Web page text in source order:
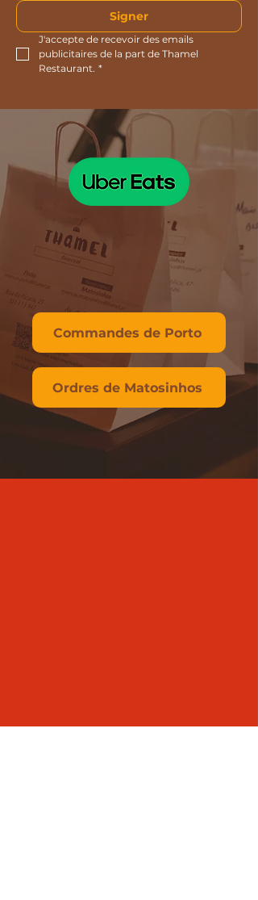
Signer
J'accepte de recevoir des emails
publicitaires de la part de Thamel
Restaurant. *
Commandes de Porto
Ordres de Matosinhos